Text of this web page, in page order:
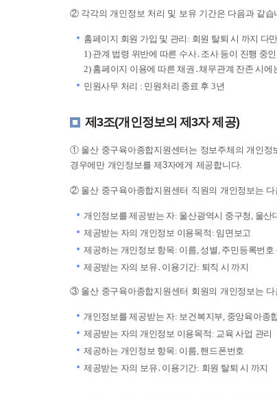
② 각각의 개인정보 처리 및 보유 기간은 다음과 같습
홈페이지 회원 가입 및 관리: 회원 탈퇴 시 까지 다
1) 관계 법령 위반에 따른 수사․조사 등이 진행 중
2) 홈페이지 이용에 따른 채권․채무관계 잔존 시에
민원사무 처리 : 민원처리 종료 후 3년
제3조(개인정보의 제3자 제공)
① 울산 중구육아종합지원센터는 정보주체의 개인정
경우에만 개인정보를 제3자에게 제공합니다.
② 울산 중구육아종합지원센터 직원의 개인정보는
개인정보를 제공받는 자: 울산광역시 중구청, 울산
제공받는 자의 개인정보 이용목적: 임면보고
제공하는 개인정보 항목: 이름, 성별, 주민등록번호
제공받는 자의 보유․이용기간: 퇴직 시 까지
③ 울산 중구육아종합지원센터 회원의 개인정보는
개인정보를 제공받는 자: 보건복지부, 중앙육아종
제공받는 자의 개인정보 이용목적: 교육 사업 관리
제공하는 개인정보 항목: 이름, 핸드폰번호
제공받는 자의 보유․이용기간: 회원 탈퇴 시 까지